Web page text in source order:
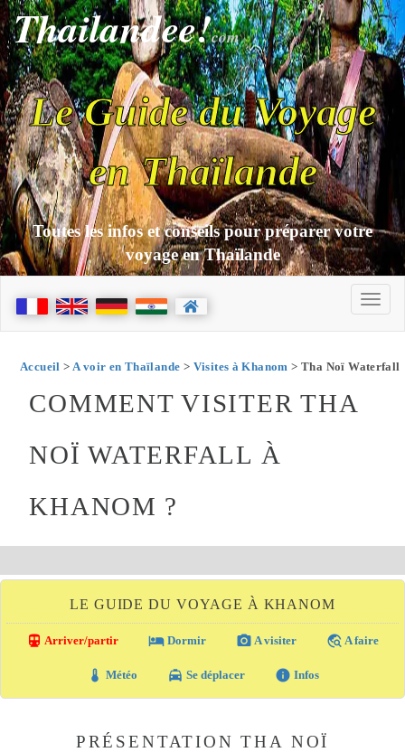
Thailandee!com
Le Guide du Voyage
en Thaïlande
Toutes les infos et conseils pour préparer votre
voyage en Thaïlande
Accueil > A voir en Thaïlande > Visites à Khanom > Tha Noï Waterfall
COMMENT VISITER THA
NOÏ WATERFALL À
KHANOM ?
LE GUIDE DU VOYAGE À KHANOM
directions_transit Arriver/partir local_hotel Dormir photo_camera A visiter travel_explore A faire
thermostat Météo local_taxi Se déplacer info Infos
PRÉSENTATION THA NOÏ